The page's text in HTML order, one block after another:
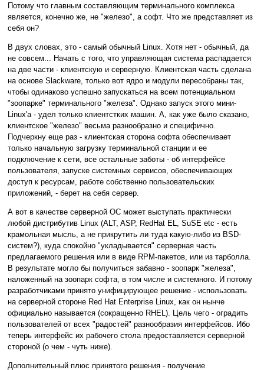
Потому что главным составляющим терминального комплекса
является, конечно же, не "железо", а софт. Что же представляет из
себя он?
В двух словах, это - самый обычный Linux. Хотя нет - обычный, да
не совсем... Начать с того, что управляющая система распадается
на две части - клиентскую и серверную. Клиентская часть сделана
на основе Slackware, только вот ядро и модули пересобраны так,
чтобы одинаково успешно запускаться на всем потенциальном
"зоопарке" терминального "железа". Однако запуск этого мини-
Linux'а - удел только клиентстких машин. А, как уже было сказано,
клиентское "железо" весьма разнообразно и специфично.
Подчеркну еще раз - клиентская сторона софта обеспечивает
только начальную загрузку терминальной станции и ее
подключение к сети, все остальные заботы - об интерфейсе
пользователя, запуске системных сервисов, обеспечивающих
доступ к ресурсам, работе собственно пользовательских
приложений, - берет на себя сервер.
А вот в качестве серверной ОС может выступать практически
любой дистрибутив Linux (ALT, ASP, RedHat EL, SuSE etc - есть
крамольная мысль, а не прикрутить ли туда какую-либо из BSD-
систем?), куда спокойно "укладывается" серверная часть
предлагаемого решения или в виде RPM-пакетов, или из тарболла.
В результате могло бы получиться забавно - зоопарк "железа",
наложенный на зоопарк софта, в том числе и системного. И потому
разработчиками принято унифицирующее решение - использовать
на серверной стороне Red Hat Enterprise Linux, как он нынче
официально называется (сокращенно RHEL). Цель чего - оградить
пользователей от всех "радостей" разнообразия интерфейсов. Ибо
теперь интерфейс их рабочего стола предоставляется серверной
стороной (о чем - чуть ниже).
Дополнительный плюс принятого решения - получение